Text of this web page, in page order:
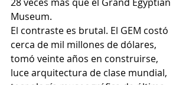
Museum.
El contraste es brutal. El GEM costó
cerca de mil millones de dólares,
tomó veinte años en construirse,
luce arquitectura de clase mundial,